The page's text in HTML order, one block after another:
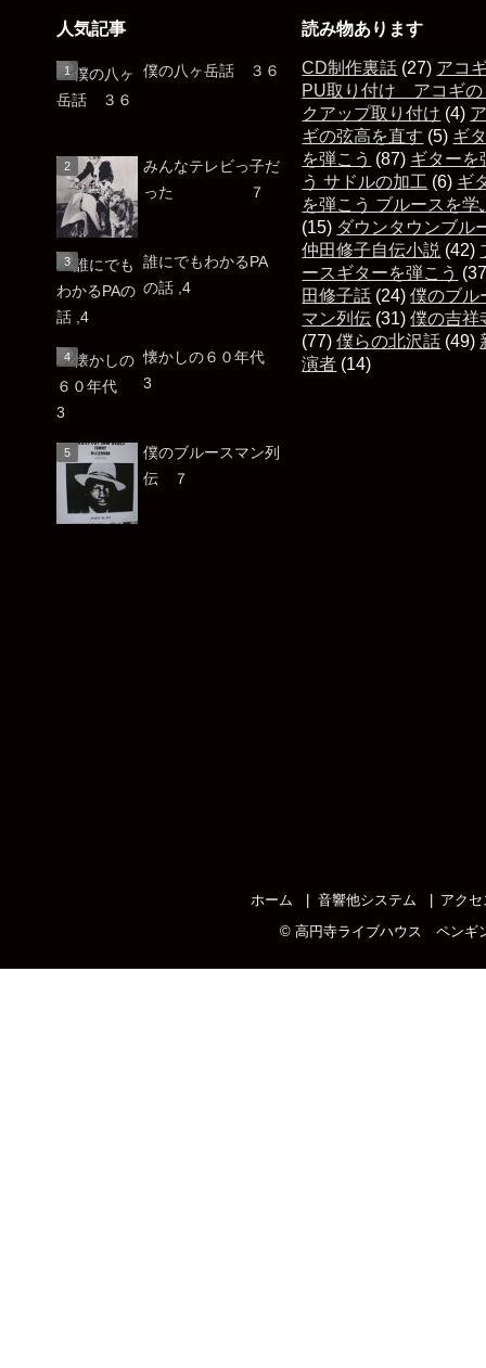
人気記事
僕の八ヶ岳話 ３６
みんなテレビっ子だ
った ７
誰にでもわかるPA
の話 ,4
懐かしの６０年代
3
僕のブルースマン列
伝 ７
読み物あります
CD制作裏話 (27) アコ
PU取り付け アコギの
クアップ取り付け (4)
ギの弦高を直す (5) ギ
を弾こう (87) ギターを
う サドルの加工 (6) ギ
を弾こう ブルースを学
(15) ダウンタウンブル
仲田修子自伝小説 (42)
ースギターを弾こう
田修子話 (24)僕のブル
マン列伝 (31)僕の吉祥
(77)僕らの北沢話 (49)
演者 (14)
ホーム 音響他システム
アクセ
© 高円寺ライブハウス ペンギ